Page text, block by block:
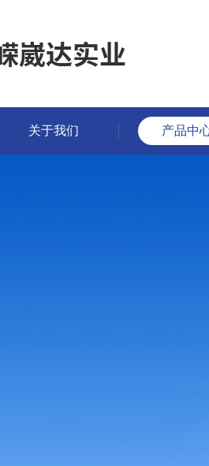
关于我们 产品中